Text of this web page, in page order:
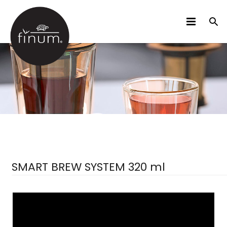
DES PRODUITS
B2B
VIDÉOS
SMART BREW SYSTEM 320 ml